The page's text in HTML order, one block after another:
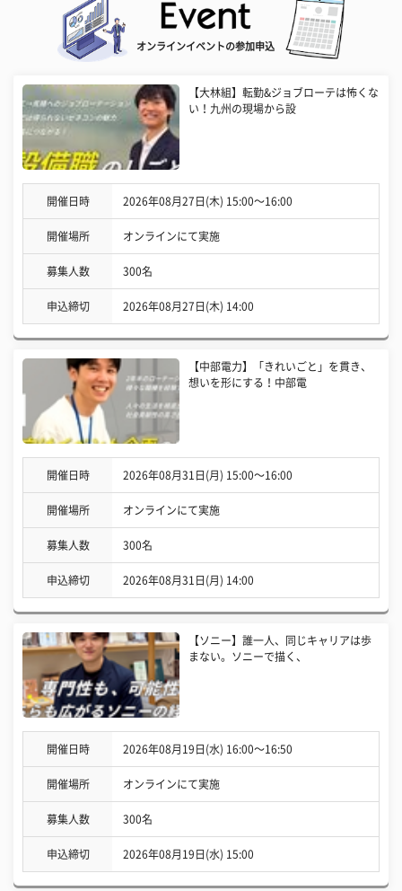
オンラインイベントの参加申込
【大林組】転勤&ジョブローテは怖くな
い！九州の現場から設
開催日時 2026年08月27日(木) 15:00〜16:00
開催場所 オンラインにて実施
募集人数 300名
申込締切 2026年08月27日(木) 14:00
【中部電力】「きれいごと」を貫き、
想いを形にする！中部電
開催日時 2026年08月31日(月) 15:00〜16:00
開催場所 オンラインにて実施
募集人数 300名
申込締切 2026年08月31日(月) 14:00
【ソニー】誰一人、同じキャリアは歩
まない。ソニーで描く、
開催日時 2026年08月19日(水) 16:00〜16:50
開催場所 オンラインにて実施
募集人数 300名
申込締切 2026年08月19日(水) 15:00